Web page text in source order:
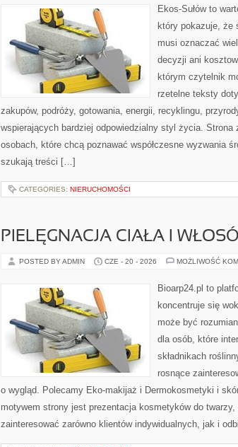
Ekos-Sułów to
który pokazuje, że
musi oznaczać
decyzji ani
którym czytelnik
rzetelne teksty
zakupów, podróży, gotowania, energii, recyklingu,
wspierających bardziej odpowiedzialny styl życia. Strona
osobach, które chcą poznawać współczesne wyzwania
szukają treści […]
CATEGORIES: NIERUCHOMOŚCI
PIELĘGNACJA CIAŁA I
POSTED BY ADMIN CZE - 20 - 2026 MOŻLIWOŚĆ
Bioarp24.pl to
koncentruje się
może być
dla osób, które
składnikach
rosnące
o wygląd. Polecamy Eko-makijaż i Dermokosmetyki i
motywem strony jest prezentacja kosmetyków do twarzy,
zainteresować zarówno klientów indywidualnych, jak i